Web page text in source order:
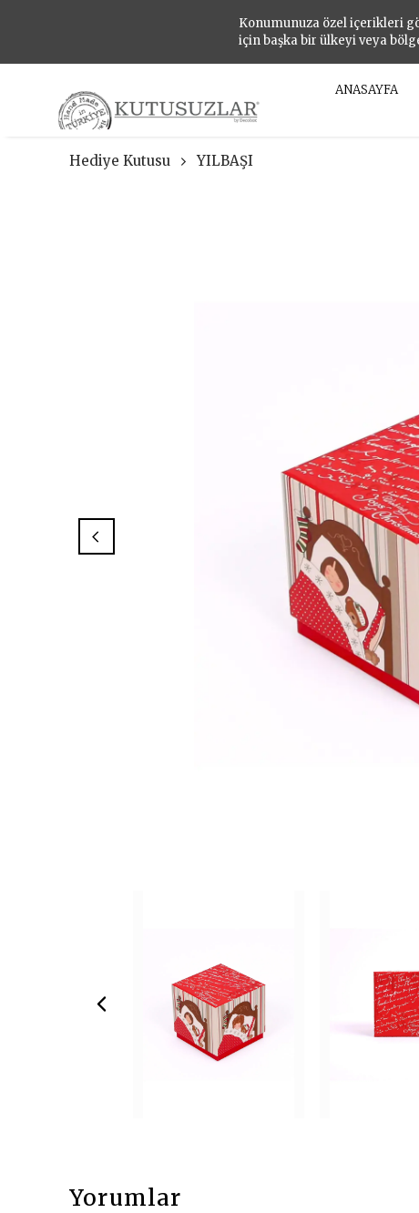
Konumunuza özel içerikleri
için başka bir ülkeyi veya
ANASAYFA
Hediye Kutusu YILBAŞI
Yorumlar